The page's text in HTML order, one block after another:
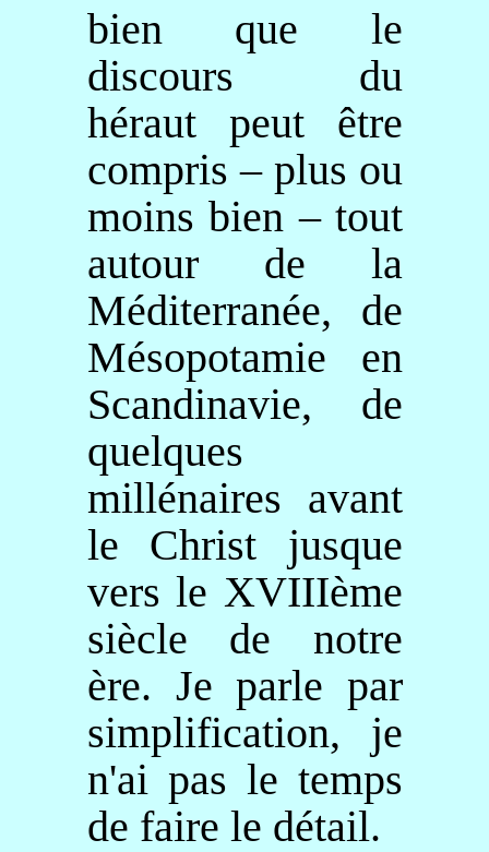
bien que le
discours du
héraut peut être
compris – plus ou
moins bien – tout
autour de la
Méditerranée, de
Mésopotamie en
Scandinavie, de
quelques
millénaires avant
le Christ jusque
vers le XVIIIème
siècle de notre
ère. Je parle par
simplification, je
n'ai pas le temps
de faire le détail.